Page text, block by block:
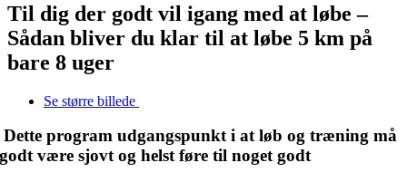
Til dig der godt vil igang med at løbe –
Sådan bliver du klar til at løbe 5 km på
bare 8 uger
Se større billede
Dette program udgangspunkt i at løb og træning må
godt være sjovt og helst føre til noget godt